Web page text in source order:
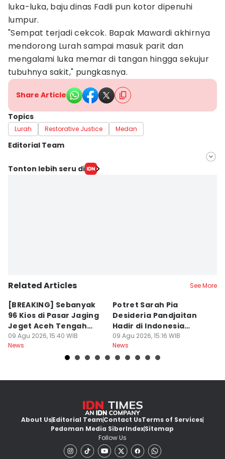
luka-luka, baju dinas Fadli pun kotor dipenuhi
lumpur.
"Sempat terjadi cekcok. Bapak Mawardi akhirnya
mendorong Lurah sampai masuk parit dan
mengalami luka memar di tangan hingga sekujur
tubuhnya sakit," pungkasnya.
Share Article
Topics
Lurah Restorative Justice Medan
Editorial Team
Editor
Tonton lebih seru di
Related Articles See More
[BREAKING] Sebanyak
96 Kios di Pasar Jaging
Jeget Aceh Tengah
Terbakar
09 Agu 2026, 15:40 WIB
News
Potret Sarah Pia
Desideria Pandjaitan
Hadir di Indonesia
Fashion Week 2026
09 Agu 2026, 15:16 WIB
News
About UsEditorial TeamContact UsTerms of Services
Pedoman Media SiberIndexSitemap
Follow Us